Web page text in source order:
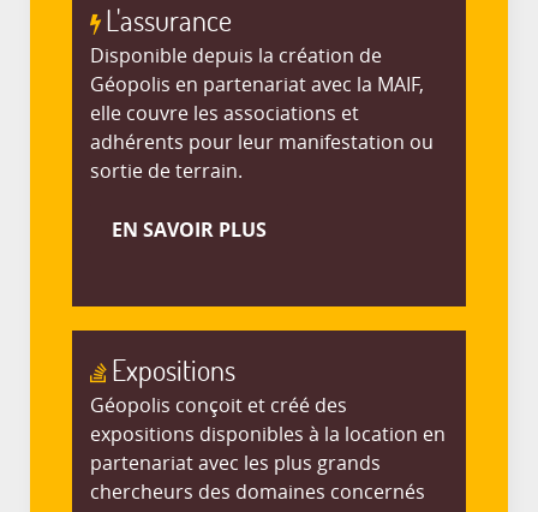
L'assurance
Disponible depuis la création de
Géopolis en partenariat avec la MAIF,
elle couvre les associations et
adhérents pour leur manifestation ou
sortie de terrain.
EN SAVOIR PLUS
Expositions
Géopolis conçoit et créé des
expositions disponibles à la location en
partenariat avec les plus grands
chercheurs des domaines concernés